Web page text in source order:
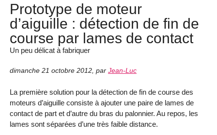
Prototype de moteur
d’aiguille : détection de fin de
course par lames de contact
Un peu délicat à fabriquer
dimanche 21 octobre 2012 par Jean-Luc
La première solution pour la détection de fin de course des
moteurs d’aiguille consiste à ajouter une paire de lames de
contact de part et d’autre du bras du palonnier. Au repos, les
lames sont séparées d’une très faible distance.